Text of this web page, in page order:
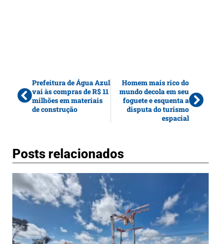
Prefeitura de Água Azul
vai às compras de R$ 11
milhões em materiais
de construção
Homem mais rico do
mundo decola em seu
foguete e esquenta a
disputa do turismo
espacial
Posts relacionados